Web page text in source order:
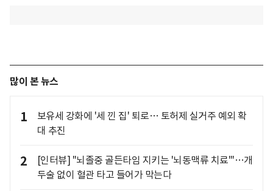
많이 본 뉴스
1
보유세 강화에 '세 낀 집' 퇴로… 토허제 실거주 예외 확
대 추진
2
[인터뷰] "뇌졸중 골든타임 지키는 '뇌동맥류 치료'"…개
두술 없이 혈관 타고 들어가 막는다